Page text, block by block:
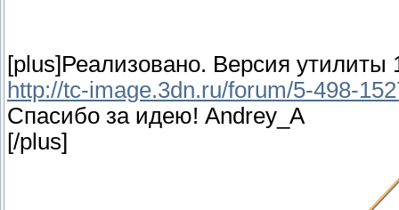
[plus]Реализовано. Версия утилиты
http://tc-image.3dn.ru/forum/5-498-
Спасибо за идею! Andrey_A
[/plus]